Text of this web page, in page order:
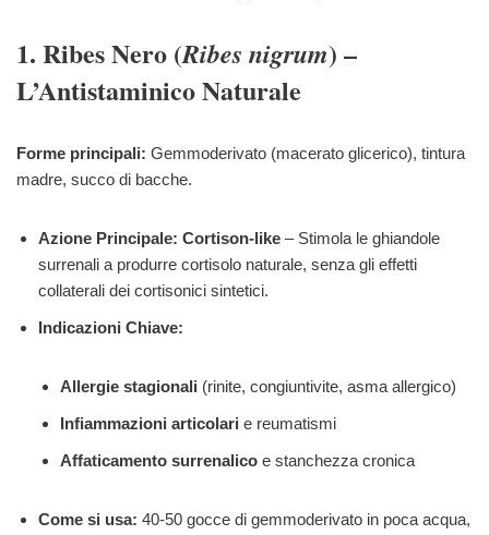
1. Ribes Nero (Ribes nigrum) –
L’Antistaminico Naturale
Forme principali: Gemmoderivato (macerato glicerico), tintura
madre, succo di bacche.
Azione Principale: Cortison-like – Stimola le ghiandole
surrenali a produrre cortisolo naturale, senza gli effetti
collaterali dei cortisonici sintetici.
Indicazioni Chiave:
Allergie stagionali (rinite, congiuntivite, asma allergico)
Infiammazioni articolari e reumatismi
Affaticamento surrenalico e stanchezza cronica
Come si usa: 40-50 gocce di gemmoderivato in poca acqua,